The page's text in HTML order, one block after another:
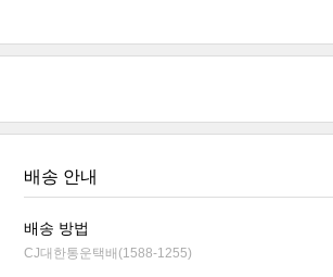
배송 안내
배송 방법
CJ대한통운택배(1588-1255)